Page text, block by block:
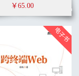
￥65.00